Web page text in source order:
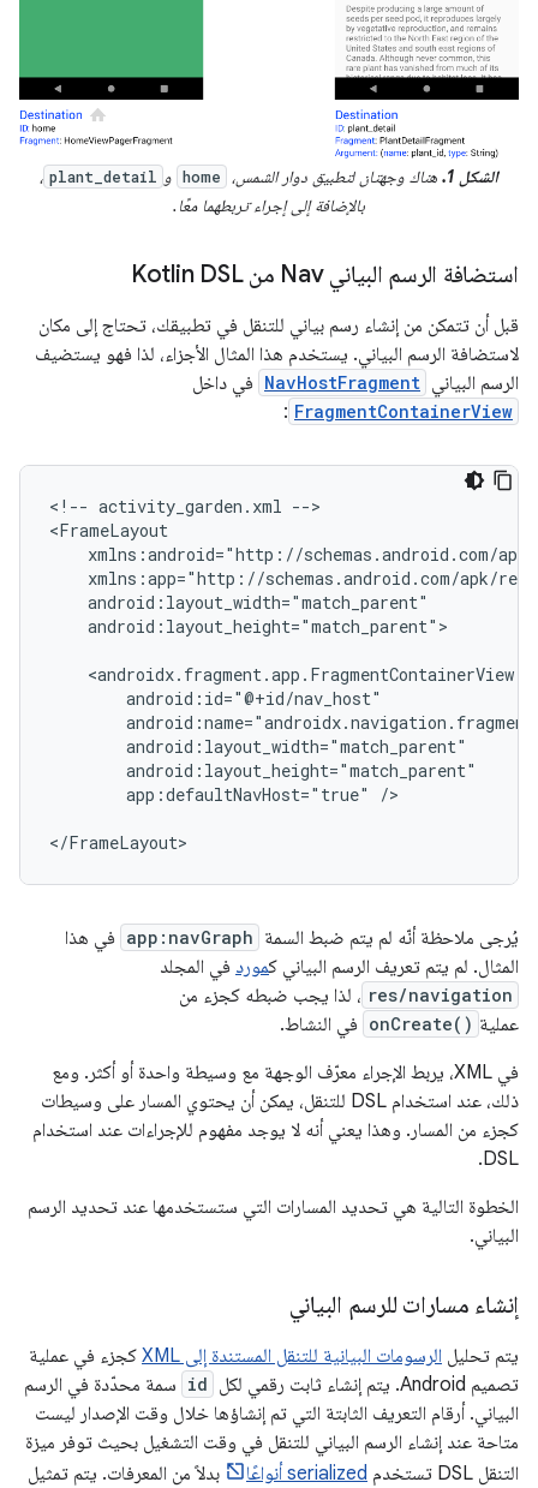
الشكل 1. هناك وجهتان لتطبيق دوار الشمس، home و plant_detail ،
بالإضافة إلى إجراء تربطهما معًا.
استضافة الرسم البياني Nav من Kotlin DSL
قبل أن تتمكن من إنشاء رسم بياني للتنقل في تطبيقك، تحتاج إلى مكان
لاستضافة الرسم البياني. يستخدم هذا المثال الأجزاء، لذا فهو يستضيف
الرسم البياني NavHostFragment في داخل
FragmentContainerView
:
<!-- activity_garden.xml -->
android:layout_height="match_parent">
app:defaultNavHost="true"
/>
يُرجى ملاحظة أنّه لم يتم ضبط السمة app:navGraph في هذا
المثال. لم يتم تعريف الرسم البياني كمورد في المجلد
res/navigation ، لذا يجب ضبطه كجزء من
عملية onCreate() في النشاط.
في XML، يربط الإجراء معرّف الوجهة مع وسيطة واحدة أو أكثر. ومع
ذلك، عند استخدام DSL للتنقل، يمكن أن يحتوي المسار على وسيطات
كجزء من المسار. وهذا يعني أنه لا يوجد مفهوم للإجراءات عند استخدام
DSL.
الخطوة التالية هي تحديد المسارات التي ستستخدمها عند تحديد الرسم
البياني.
إنشاء مسارات للرسم البياني
يتم تحليل الرسومات البيانية للتنقل المستندة إلى XML
كجزء في عملية
تصميم Android. يتم إنشاء ثابت رقمي لكل
id سمة محدّدة في الرسم
البياني. أرقام التعريف الثابتة التي تم إنشاؤها خلال وقت الإصدار ليست
متاحة عند إنشاء الرسم البياني للتنقل في وقت التشغيل بحيث توفر ميزة
التنقل DSL تستخدم
serialized أنواعًا بدلاً من المعرفات. يتم تمثيل